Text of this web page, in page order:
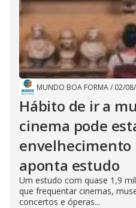
MUNDO BOA FORMA/ 02/
Hábito de ir a
cinema pode
envelhecimento
aponta estudo
Um estudo com quase 1,9
que frequentar cinemas,
concertos e óperas...